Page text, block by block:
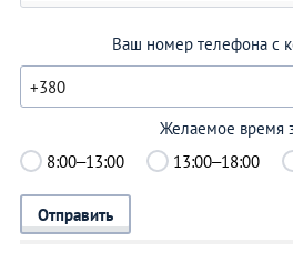
Ваш номер телефона с
Желаемое время
8:00–13:00
13:00–18:00
Отправить